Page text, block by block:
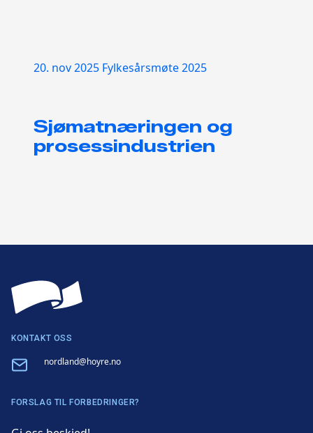
20. nov 2025 Fylkesårsmøte 2025
Sjømatnæringen og
prosessindustrien
KONTAKT OSS
Email nordland@hoyre.no
FORSLAG TIL FORBEDRINGER?